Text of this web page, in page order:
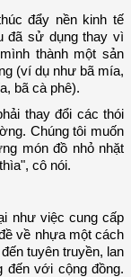
đẩy nền kinh tế
đã sử dụng thay vì
thành một sản
(ví dụ như bã mía,
bã cà phê).
thay đổi các thói
Chúng tôi muốn
món đồ nhỏ nhặt
cô nói.
như việc cung cấp
về nhựa một cách
tuyên truyền, lan
đến với cộng đồng.